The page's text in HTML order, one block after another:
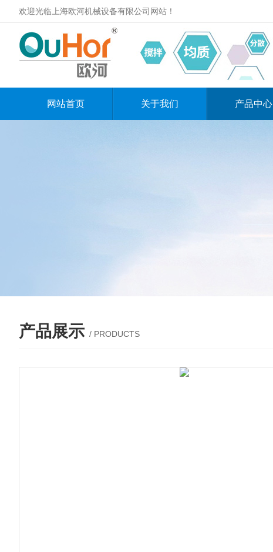
欢迎光临上海欧河机械设备有限公司网站！
网站首页 关于我们 产品中心
产品展示 / PRODUCTS